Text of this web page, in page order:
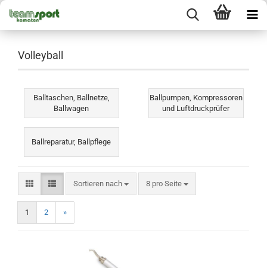
Volleyball
Balltaschen, Ballnetze,
Ballwagen
Ballpumpen, Kompressoren
und Luftdruckprüfer
Ballreparatur, Ballpflege
Sortieren nach
Sortieren nach 8 pro Seite
pro Seite
1 2 »